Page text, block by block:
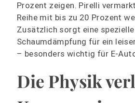
Prozent zeigen. Pirelli
Reihe mit bis zu 20 Prozent
Zusätzlich sorgt eine spezielle
Schaumdämpfung für ein
– besonders wichtig für E-
Die Physik